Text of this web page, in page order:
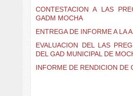
CONTESTACION A LAS
GADM MOCHA
ENTREGA DE INFORME A LA
EVALUACION DEL LAS
DEL GAD MUNICIPAL DE
INFORME DE RENDICION DE